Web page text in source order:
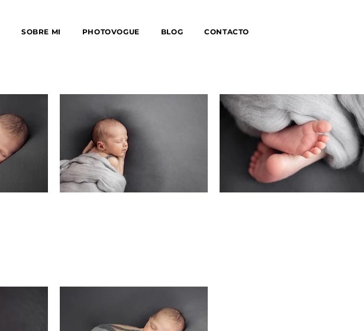
SOBRE MI PHOTOVOGUE BLOG CONTACTO